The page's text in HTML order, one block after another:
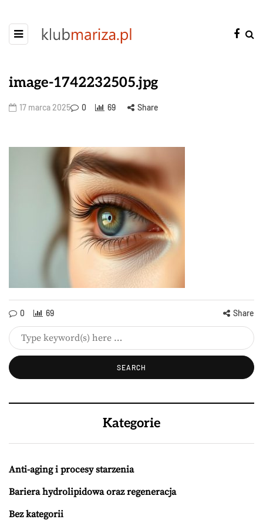
image-1742232505.jpg
17 marca 2025 0 69 Share
0 69 Share
Kategorie
Anti-aging i procesy starzenia
Bariera hydrolipidowa oraz regeneracja
Bez kategorii